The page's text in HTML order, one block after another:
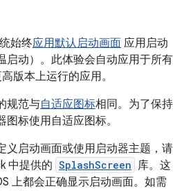
始终应用默认启动画面 应用启动
启动）。此体验会自动应用于所有
版本上运行的应用。
规范与自适应图标相同。为了保持
标使用自适应图标。
义启动画面或使用启动器主题，请
中提供的 SplashScreen 库。这
上都会正确显示启动画面。如需